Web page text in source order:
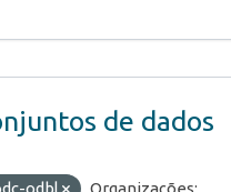
de dados
odbl Organizações: